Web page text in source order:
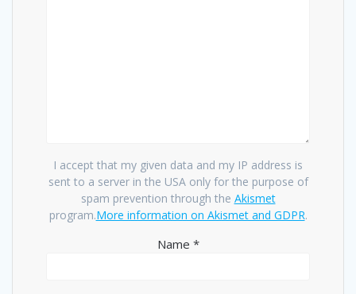
I accept that my given data and my IP address is
sent to a server in the USA only for the purpose of
spam prevention through the Akismet
program.More information on Akismet and GDPR.
Name *